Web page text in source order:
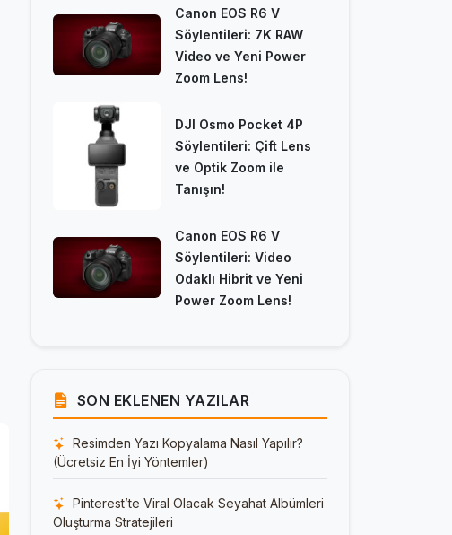
Canon EOS R6 V
Söylentileri: 7K RAW
Video ve Yeni Power
Zoom Lens!
DJI Osmo Pocket 4P
Söylentileri: Çift Lens
ve Optik Zoom ile
Tanışın!
Canon EOS R6 V
Söylentileri: Video
Odaklı Hibrit ve Yeni
Power Zoom Lens!
SON EKLENEN YAZILAR
Resimden Yazı Kopyalama Nasıl Yapılır?
(Ücretsiz En İyi Yöntemler)
Pinterest’te Viral Olacak Seyahat Albümleri
Oluşturma Stratejileri